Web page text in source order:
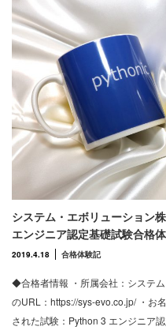
システム・エボリューショ
エンジニア認定基礎試験合格
2019.4.18 合格体験記
◆合格者情報 ・所属会社：システ
のURL：https://sys-evo.co.jp/ ・お
された試験：Python 3 エンジニア